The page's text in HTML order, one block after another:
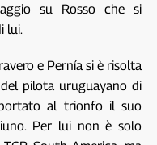
su Rosso che si
lui.
e Pernía si è risolta
pilota uruguayano di
al trionfo il suo
Per lui non è solo